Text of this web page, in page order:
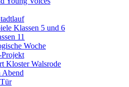
Klassen 5 und 6
11
Woche
Kloster Walsrode
Abend